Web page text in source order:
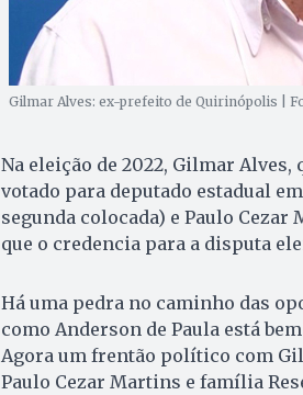
Gilmar Alves: ex-prefeito de Quirinópolis |
Na eleição de 2022, Gilmar
votado para deputado estadual
segunda colocada) e Paulo
que o credencia para a disputa
Há uma pedra no caminho das
como Anderson de Paula está
Agora um frentão político com
Paulo Cezar Martins e família